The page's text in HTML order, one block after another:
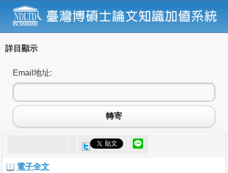
詳目顯示
Email地址:
轉寄
電子全文